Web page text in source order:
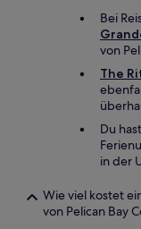
Bei
von
The
Du
in der
Wie viel kostet
von Pelican Bay